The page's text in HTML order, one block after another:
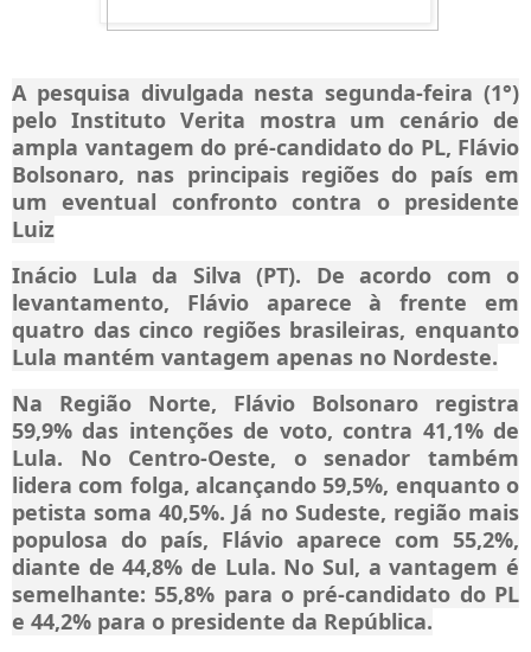
A pesquisa divulgada nesta segunda-feira (1°)
pelo Instituto Verita mostra um cenário de
ampla vantagem do pré-candidato do PL, Flávio
Bolsonaro, nas principais regiões do país em
um eventual confronto contra o presidente
Luiz
Inácio Lula da Silva (PT). De acordo com o
levantamento, Flávio aparece à frente em
quatro das cinco regiões brasileiras, enquanto
Lula mantém vantagem apenas no Nordeste.
Na Região Norte, Flávio Bolsonaro registra
59,9% das intenções de voto, contra 41,1% de
Lula. No Centro-Oeste, o senador também
lidera com folga, alcançando 59,5%, enquanto o
petista soma 40,5%. Já no Sudeste, região mais
populosa do país, Flávio aparece com 55,2%,
diante de 44,8% de Lula. No Sul, a vantagem é
semelhante: 55,8% para o pré-candidato do PL
e 44,2% para o presidente da República.